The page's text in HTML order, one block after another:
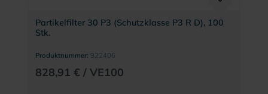
Partikelfilter 30 P3 (Schutzklasse P3 R D), 100
Stk.
Produktnummer: 922406
828,91 € / VE100